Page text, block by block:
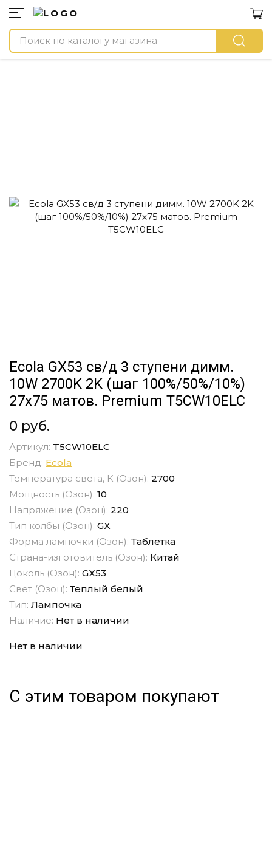
Ecola GX53 св/д 3 ступени димм.
10W 2700K 2K (шаг 100%/50%/10%)
27x75 матов. Premium T5CW10ELC
0 руб.
Артикул: T5CW10ELC
Бренд: Ecola
Температура света, К (Озон): 2700
Мощность (Озон): 10
Напряжение (Озон): 220
Тип колбы (Озон): GX
Форма лампочки (Озон): Таблетка
Страна-изготовитель (Озон): Китай
Цоколь (Озон): GX53
Свет (Озон): Теплый белый
Тип: Лампочка
Наличие: Нет в наличии
Нет в наличии
С этим товаром покупают